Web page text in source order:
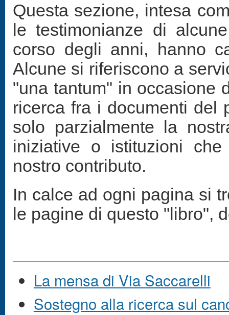
Questa sezione, intesa
le testimonianze di
corso degli anni, hanno
Alcune si riferiscono a
"una tantum" in occasione
ricerca fra i documenti del
solo parzialmente la
iniziative o istituzioni
nostro contributo.
In calce ad ogni pagina si
le pagine di questo "libro",
La mensa di Via Saccarelli
Sostegno alla ricerca sul